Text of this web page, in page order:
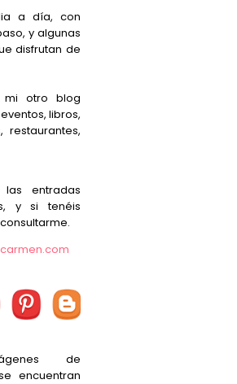
a día, con
y algunas
disfrutan de
mi otro blog
libros,
restaurantes,
las entradas
y si tenéis
de
encuentran